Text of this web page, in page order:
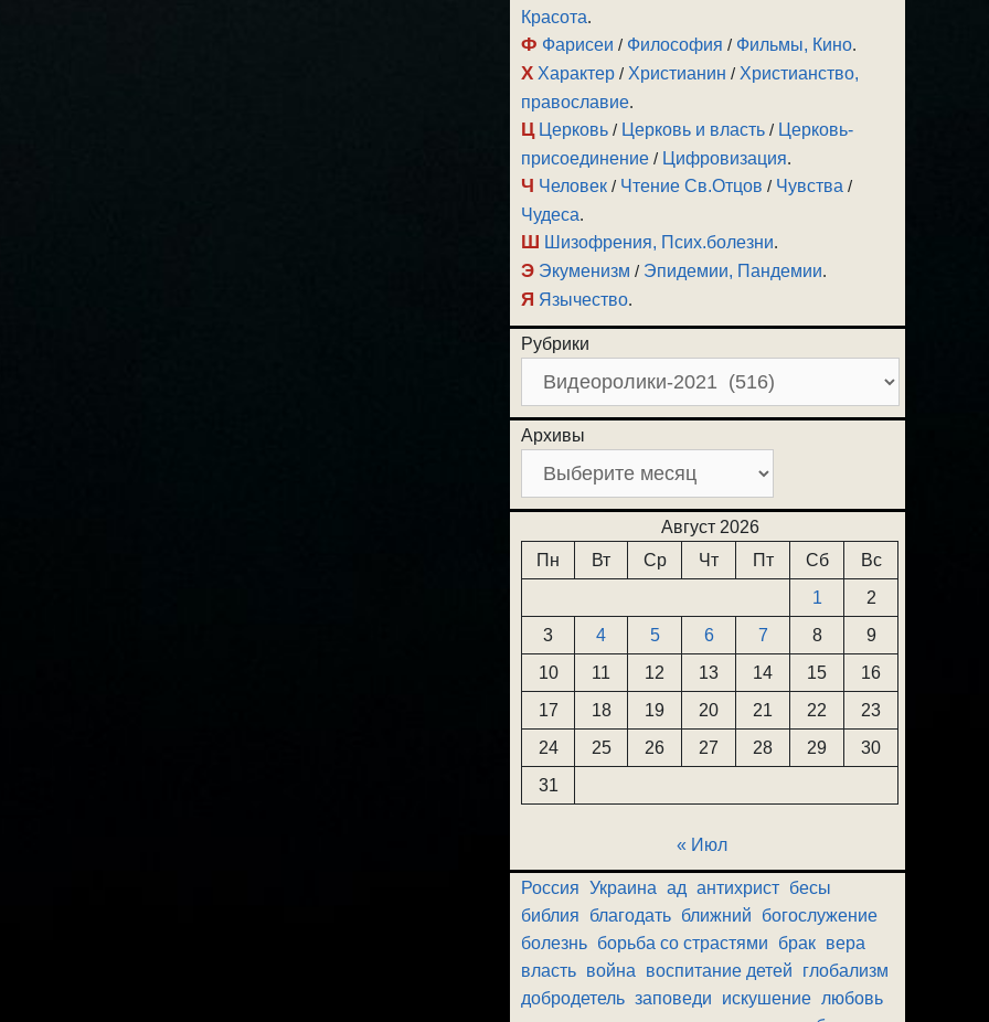
Красота.
Ф Фарисеи / Философия / Фильмы, Кино.
Х Характер / Христианин / Христианство,
православие.
Ц Церковь / Церковь и власть / Церковь-
присоединение / Цифровизация.
Ч Человек / Чтение Св.Отцов / Чувства /
Чудеса.
Ш Шизофрения, Псих.болезни.
Э Экуменизм / Эпидемии, Пандемии.
Я Язычество.
Рубрики
Архивы
Август 2026
Пн
Вт Ср Чт Пт Сб
Вс
1
2
3
4 5 6 7 8
9
10
11 12 13 14 15
16
17
18 19 20 21 22
23
24
25 26 27 28 29
30
31
« Июл
Россия Украина ад антихрист бесы
библия
благодать ближний
богослужение
болезнь борьба со страстями брак вера
власть война воспитание детей
глобализм
добродетель заповеди искушение любовь